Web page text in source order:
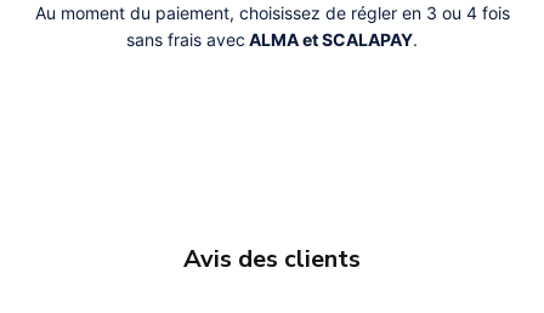
Au moment du paiement, choisissez de régler en 3 ou 4 fois
sans frais avec ALMA et SCALAPAY.
Avis des clients